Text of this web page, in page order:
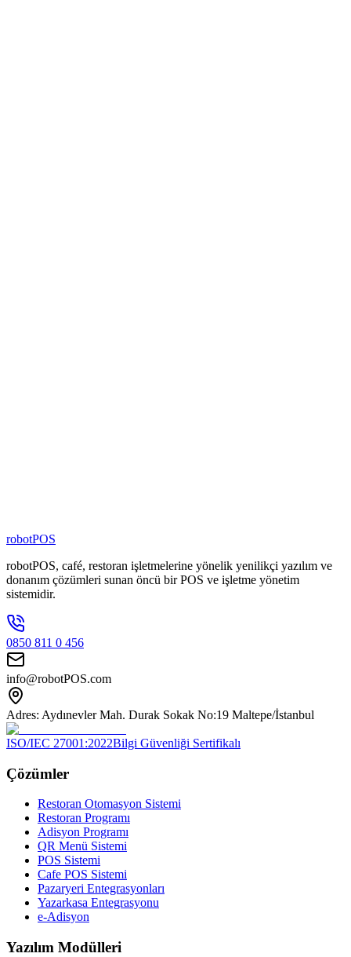
robotPOS
robotPOS, café, restoran işletmelerine yönelik yenilikçi yazılım ve
donanım çözümleri sunan öncü bir POS ve işletme yönetim
sistemidir.
0850 811 0 456
info@robotPOS.com
Adres: Aydınevler Mah. Durak Sokak No:19 Maltepe/İstanbul
ISO/IEC 27001:2022Bilgi Güvenliği Sertifikalı
Çözümler
Restoran Otomasyon Sistemi
Restoran Programı
Adisyon Programı
QR Menü Sistemi
POS Sistemi
Cafe POS Sistemi
Pazaryeri Entegrasyonları
Yazarkasa Entegrasyonu
e-Adisyon
Yazılım Modülleri